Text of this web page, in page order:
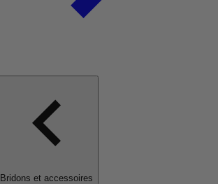
Bridons et accessoires